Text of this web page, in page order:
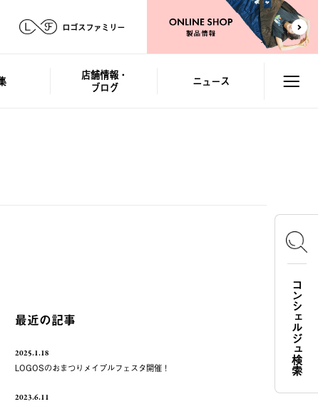
ロゴスファミリー
店舗情報・
ブログ
ニュース
最近の記事
2025.1.18
LOGOSのおまつりメイプルフェスタ開催！
2023.6.11
コンシェルジュ検索